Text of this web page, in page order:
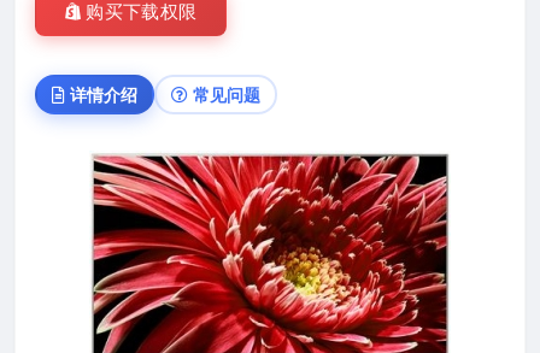
购买下载权限
详情介绍 常见问题